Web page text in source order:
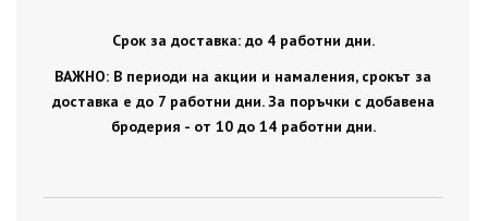
Срок за доставка: до 4 работни дни.
ВАЖНО: В периоди на акции и намаления, срокът за
доставка е до 7 работни дни. За поръчки с добавена
бродерия - от 10 до 14 работни дни.